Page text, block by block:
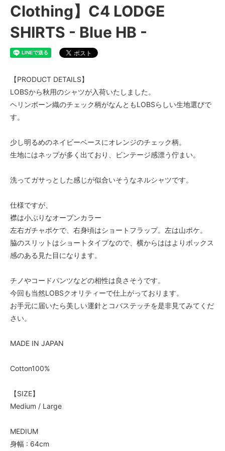
Clothing】C4 LODGE
SHIRTS - Blue HB -
【PRODUCT DETAILS】
LOBSから秋用のシャツが入荷いたしました。
ヘリンボーン織のチェック柄がなんともLOBSらしい生地選びで
す。
少し明るめのネイビーベースにオレンジのチェック柄。
生地にはネップが多く出ており、ビンテージ感漂う佇まい。
洗ってガサっとした感じが似合いそうなネルシャツです。
仕様ですが、
襟は小ぶりなオープンカラー
左右ガチャポケで、右身頃はショートフラップ。左は山ポケ。
脇のスリットはショートタイプなので、横からははよりボックス
感のある見た目になります。
チノやコードパンツなどの相性は良さそうです。
今回も当然LOBSクオリティーで仕上がっております。
お手元に届いたら美しい運針とコバステッチを是非見てみてくだ
さい。
MADE IN JAPAN
Cotton100%
【SIZE】
Medium / Large
MEDIUM
身幅 : 64cm